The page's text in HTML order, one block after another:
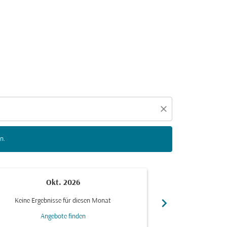
close
interagieren, um Angebote zu finden.
Okt. 2026
Keine Ergebnisse für diesen Monat
Angebote finden
chevron_right